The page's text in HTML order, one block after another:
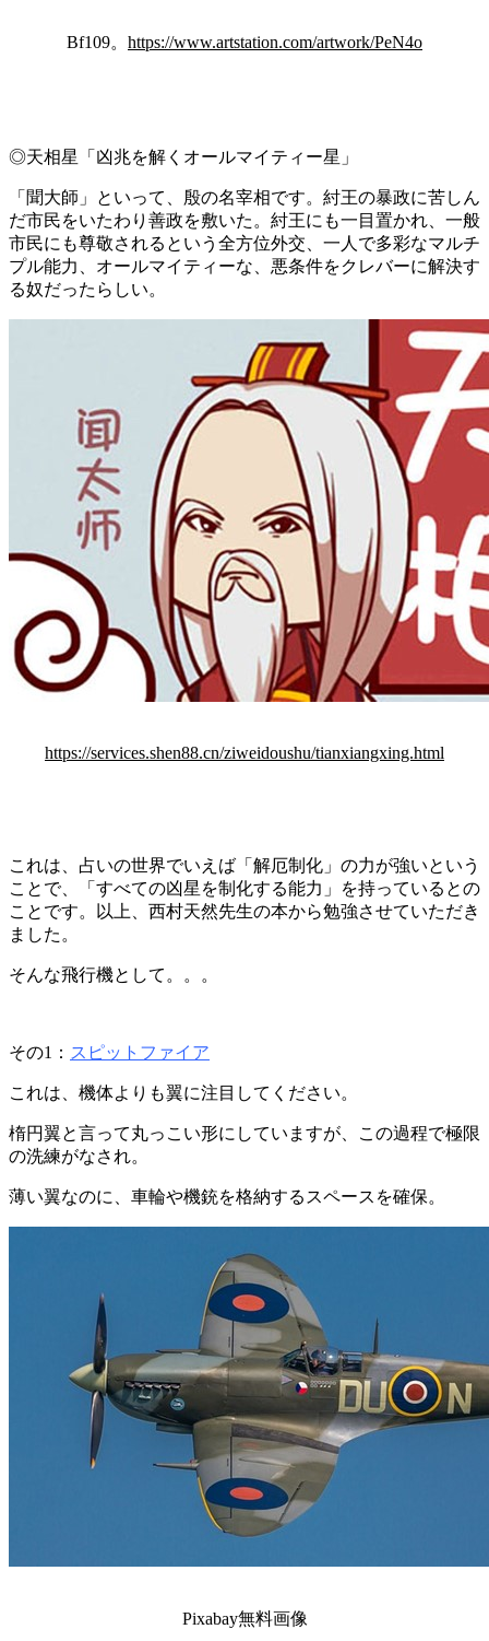
Bf109。 https://www.artstation.com/artwork/PeN4o
◎天相星「凶兆を解くオールマイティー星」
「聞大師」といって、殷の名宰相です。紂王の暴政に苦しん
だ市民をいたわり善政を敷いた。紂王にも一目置かれ、一般
市民にも尊敬されるという全方位外交、一人で多彩なマルチ
プル能力、オールマイティーな、悪条件をクレバーに解決す
る奴だったらしい。
https://services.shen88.cn/ziweidoushu/tianxiangxing.html
これは、占いの世界でいえば「解厄制化」の力が強いという
ことで、「すべての凶星を制化する能力」を持っているとの
ことです。以上、西村天然先生の本から勉強させていただき
ました。
そんな飛行機として。。。
その1： スピットファイア
これは、機体よりも翼に注目してください。
楕円翼と言って丸っこい形にしていますが、この過程で極限
の洗練がなされ。
薄い翼なのに、車輪や機銃を格納するスペースを確保。
Pixabay無料画像